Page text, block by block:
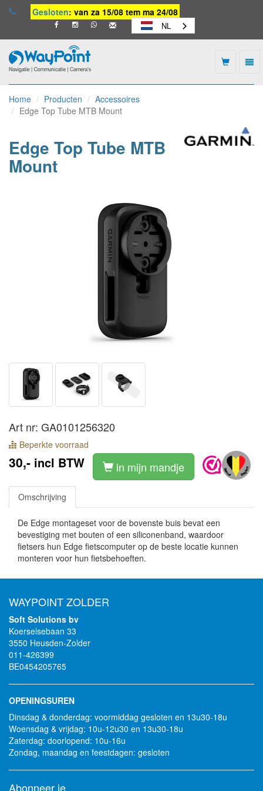
Gesloten: van za 15/08 tem ma 24/08
NL
-
naar
homepage
Home Producten
Accessoires
Edge Top Tube MTB Mount
Edge Top Tube MTB
Mount
Art nr: GA0101256320
Beperkte voorraad
30,- incl BTW in mijn mandje
Omschrijving
De Edge montageset voor de bovenste buis bevat een
bevestiging met bouten of een siliconenband, waardoor
fietsers hun Edge fietscomputer op de beste locatie kunnen
monteren voor hun fietsbehoeften.
WAYPOINT ZOLDER
Soft Solutions bv
Koerselsebaan 33
3550 Heusden-Zolder
011-426399
BE0454205765
OPENINGSUREN
Dinsdag & donderdag: voormiddag gesloten en 13u30-18u
Woensdag & vrijdag: 10u-12u30 en 13u30-18u
Zaterdag: doorlopend: 10u-16u
Zondag, maandag en feestdagen: gesloten
Abonneer je